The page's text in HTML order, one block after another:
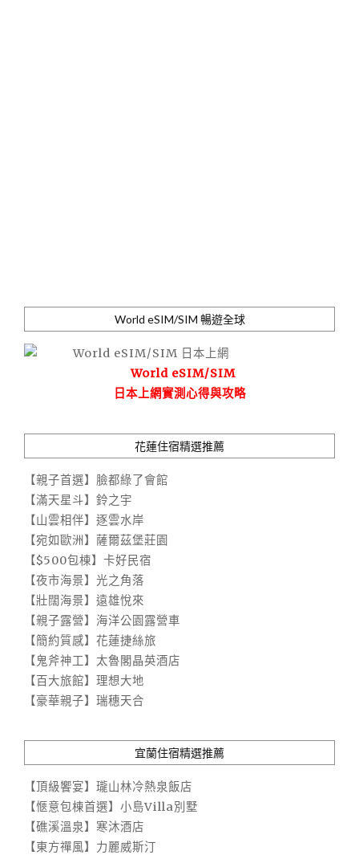
World eSIM/SIM 暢遊全球
World eSIM/SIM
日本上網實測心得與攻略
花蓮住宿精選推薦
【親子首選】臉都綠了會館
【滿天星斗】鈴之宇
【山雲相伴】逐雲水岸
【宛如歐洲】薩爾茲堡莊園
【$500包棟】卡好民宿
【夜市海景】光之角落
【壯闊海景】遠雄悅來
【親子露營】海洋公園露營車
【簡約質感】花蓮捷絲旅
【鬼斧神工】太魯閣晶英酒店
【百大旅館】理想大地
【豪華親子】瑞穗天合
宜蘭住宿精選推薦
【頂級饗宴】瓏山林冷熱泉飯店
【愜意包棟首選】小島Villa別墅
【礁溪溫泉】寒沐酒店
【東方禪風】力麗威斯汀